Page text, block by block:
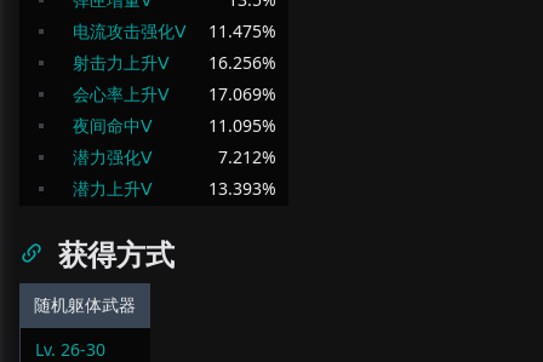
电流攻击强化Ⅴ
11.475%
射击力上升Ⅴ
16.256%
会心率上升Ⅴ
17.069%
夜间命中Ⅴ
11.095%
潜力强化Ⅴ
7.212%
潜力上升Ⅴ
13.393%
获得方式
随机躯体武器
Lv. 26-30